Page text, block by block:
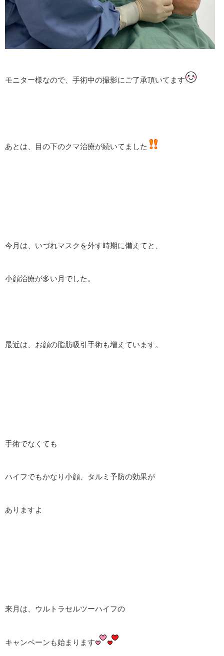
モニター様なので、手術中の撮影にご了承頂いてます
あとは、目の下のクマ治療が続いてました
今月は、いづれマスクを外す時期に備えてと、
小顔治療が多い月でした。
最近は、お顔の脂肪吸引手術も増えています。
手術でなくても
ハイフでもかなり小顔、タルミ予防の効果が
ありますよ
来月は、ウルトラセルツーハイフの
キャンペーンも始まります